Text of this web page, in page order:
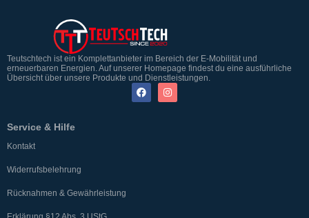
Teutschtech ist ein Komplettanbieter im Bereich der E-Mobilität und
erneuerbaren Energien. Auf unserer Homepage findest du eine ausführliche
Übersicht über unsere Produkte und Dienstleistungen.
Service & Hilfe
Kontakt
Widerrufsbelehrung
Rücknahmen & Gewährleistung